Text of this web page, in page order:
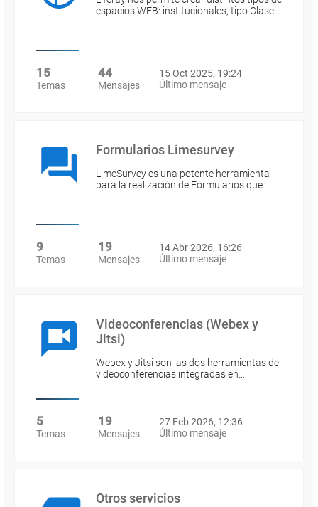
espacios WEB: institucionales, tipo Clase…
15
Temas
44
Mensajes
15 Oct 2025, 19:24
Último mensaje
Formularios Limesurvey
LimeSurvey es una potente herramienta
para la realización de Formularios que…
9
Temas
19
Mensajes
14 Abr 2026, 16:26
Último mensaje
Videoconferencias (Webex y
Jitsi)
Webex y Jitsi son las dos herramientas de
videoconferencias integradas en…
5
Temas
19
Mensajes
27 Feb 2026, 12:36
Último mensaje
Otros servicios